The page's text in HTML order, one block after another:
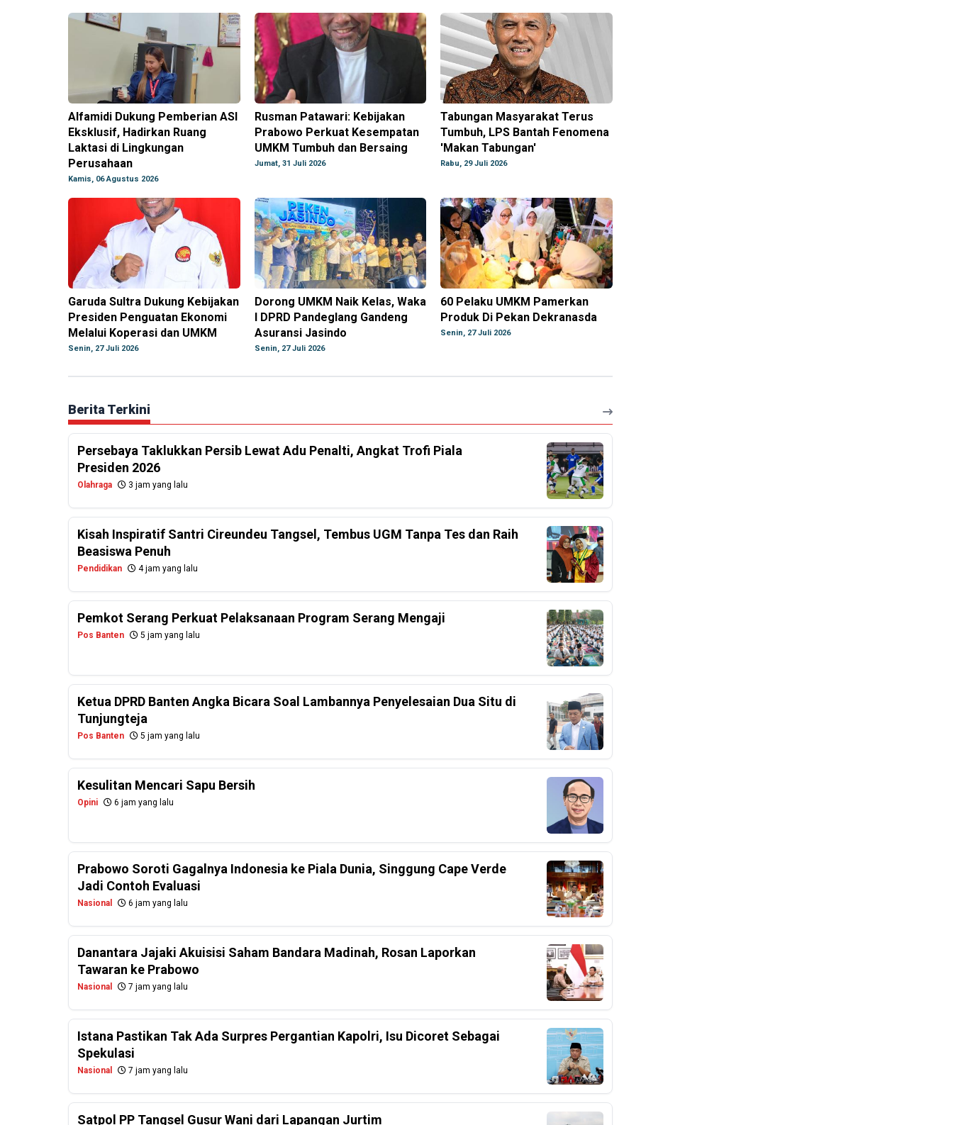
Alfamidi Dukung Pemberian ASI
Eksklusif, Hadirkan Ruang
Laktasi di Lingkungan
Perusahaan
Kamis, 06 Agustus 2026
Rusman Patawari: Kebijakan
Prabowo Perkuat Kesempatan
UMKM Tumbuh dan Bersaing
Jumat, 31 Juli 2026
Tabungan Masyarakat Terus
Tumbuh, LPS Bantah Fenomena
'Makan Tabungan'
Rabu, 29 Juli 2026
Garuda Sultra Dukung Kebijakan
Presiden Penguatan Ekonomi
Melalui Koperasi dan UMKM
Senin, 27 Juli 2026
Dorong UMKM Naik Kelas, Waka
I DPRD Pandeglang Gandeng
Asuransi Jasindo
Senin, 27 Juli 2026
60 Pelaku UMKM Pamerkan
Produk Di Pekan Dekranasda
Senin, 27 Juli 2026
Berita Terkini
Persebaya Taklukkan Persib Lewat Adu Penalti, Angkat Trofi Piala
Presiden 2026
Olahraga 3 jam yang lalu
Kisah Inspiratif Santri Cireundeu Tangsel, Tembus UGM Tanpa Tes dan Raih
Beasiswa Penuh
Pendidikan 4 jam yang lalu
Pemkot Serang Perkuat Pelaksanaan Program Serang Mengaji
Pos Banten 5 jam yang lalu
Ketua DPRD Banten Angka Bicara Soal Lambannya Penyelesaian Dua Situ di
Tunjungteja
Pos Banten 5 jam yang lalu
Kesulitan Mencari Sapu Bersih
Opini 6 jam yang lalu
Prabowo Soroti Gagalnya Indonesia ke Piala Dunia, Singgung Cape Verde
Jadi Contoh Evaluasi
Nasional 6 jam yang lalu
Danantara Jajaki Akuisisi Saham Bandara Madinah, Rosan Laporkan
Tawaran ke Prabowo
Nasional 7 jam yang lalu
Istana Pastikan Tak Ada Surpres Pergantian Kapolri, Isu Dicoret Sebagai
Spekulasi
Nasional 7 jam yang lalu
Satpol PP Tangsel Gusur Wani dari Lapangan Jurtim